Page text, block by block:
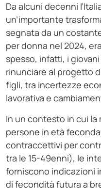
Da alcuni decenni
un’importante
segnata da un
per donna nel 2024,
spesso, infatti, i
rinunciare al progetto
figli, tra incertezze
lavorativa e
In un contesto in cui la
persone in età
contraccettivi per
tra le 15-49enni), le
forniscono indicazioni
di fecondità futura a